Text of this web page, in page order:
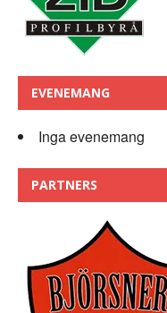
EVENEMANG
Inga evenemang
PARTNERS